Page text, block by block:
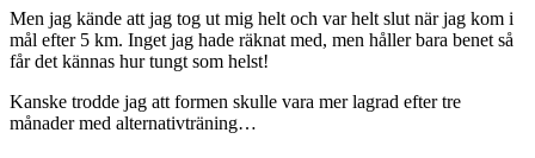
Men jag kände att jag tog ut mig helt och var helt slut när jag kom i
mål efter 5 km. Inget jag hade räknat med, men håller bara benet så
får det kännas hur tungt som helst!
Kanske trodde jag att formen skulle vara mer lagrad efter tre
månader med alternativträning…